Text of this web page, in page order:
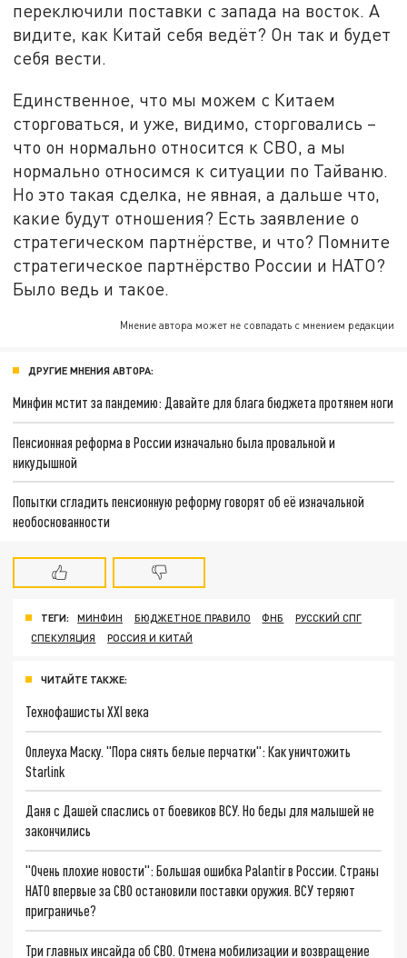
переключили поставки с запада на восток. А
видите, как Китай себя ведёт? Он так и будет
себя вести.
Единственное, что мы можем с Китаем
сторговаться, и уже, видимо, сторговались –
что он нормально относится к СВО, а мы
нормально относимся к ситуации по Тайваню.
Но это такая сделка, не явная, а дальше что,
какие будут отношения? Есть заявление о
стратегическом партнёрстве, и что? Помните
стратегическое партнёрство России и НАТО?
Было ведь и такое.
Мнение автора может не совпадать с мнением редакции
ДРУГИЕ МНЕНИЯ АВТОРА:
Минфин мстит за пандемию: Давайте для блага бюджета протянем ноги
Пенсионная реформа в России изначально была провальной и
никудышной
Попытки сгладить пенсионную реформу говорят об её изначальной
необоснованности
ТЕГИ: МИНФИН БЮДЖЕТНОЕ ПРАВИЛО ФНБ
РУССКИЙ СПГ
СПЕКУЛЯЦИЯ
РОССИЯ И КИТАЙ
ЧИТАЙТЕ ТАКЖЕ:
Технофашисты XXI века
Оплеуха Маску. "Пора снять белые перчатки": Как уничтожить
Starlink
Даня с Дашей спаслись от боевиков ВСУ. Но беды для малышей не
закончились
"Очень плохие новости": Большая ошибка Palantir в России. Страны
НАТО впервые за СВО остановили поставки оружия. ВСУ теряют
приграничье?
Три главных инсайда об СВО. Отмена мобилизации и возвращение